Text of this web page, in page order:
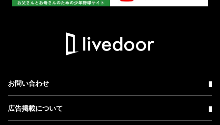
お問い合わせ
広告掲載について